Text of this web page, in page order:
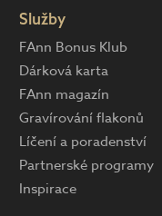
Služby
FAnn Bonus Klub
Dárková karta
FAnn magazín
Gravírování flakonů
Líčení a poradenství
Partnerské programy
Inspirace